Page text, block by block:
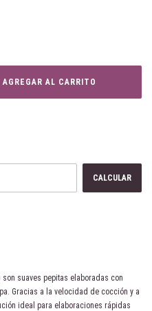
CALCULAR
son suaves pepitas elaboradas con
Gracias a la velocidad de cocción y a
ideal para elaboraciones rápidas